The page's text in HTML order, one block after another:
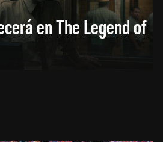
en The Legend of